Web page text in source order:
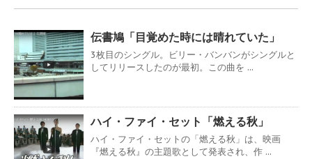
伝書鳩「目覚めた時には晴れていた」
3枚目のシングル。ビリー・バンバンがシングルと
してリリースしたのが最初。この曲を ...
ハイ・ファイ・セット「燃える秋」
ハイ・ファイ・セットの「燃える秋」は、映画
『燃える秋』の主題歌として発表され、作 ...